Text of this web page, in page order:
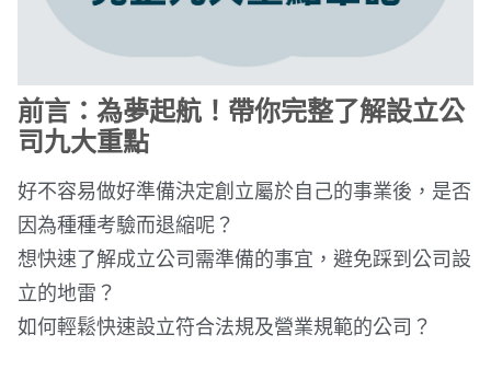
前言：為夢起航！帶你完整了解設立公
司九大重點
好不容易做好準備決定創立屬於自己的事業後，是否
因為種種考驗而退縮呢？
想快速了解成立公司需準備的事宜，避免踩到 公司設
立的地雷？
如何輕鬆快速設立符合法規及營業規範的公司？